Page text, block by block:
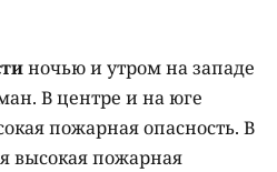
ночью и утром на западе
В центре и на юге
пожарная опасность. В
высокая пожарная